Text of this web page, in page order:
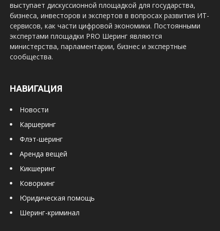
выступает дискуссионной площадкой для государства,
бизнеса, инвесторов и экспертов в вопросах развития ИТ-
сервисов, как части цифровой экономики. Постоянными
экспертами площадки PRO Шеринг являются
министерства, парламентарии, бизнес и экспертные
сообщества.
НАВИГАЦИЯ
Новости
Каршеринг
Флэт-шеринг
Аренда вещей
Кикшеринг
Коворкинг
Юридическая помощь
Шеринг-криминал